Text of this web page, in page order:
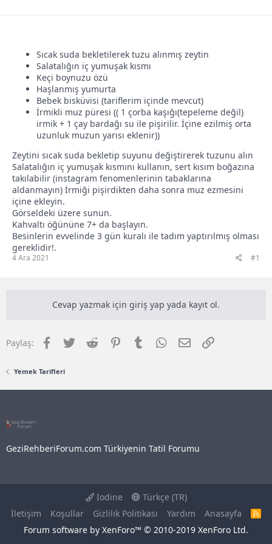
a
n
i
h
i
Sıcak suda bekletilerek tuzu alınmış zeytin
Salatalığın iç yumuşak kısmı
Keçi boynuzu özü
Haşlanmış yumurta
Bebek bisküvisi (tariflerim içinde mevcut)
İrmikli muz püresi (( 1 çorba kaşığı(tepeleme değil)
irmik + 1 çay bardağı su ile pişirilir. İçine ezilmiş orta
uzunluk muzun yarısı eklenir))
Zeytini sıcak suda bekletip suyunu değiştirerek tuzunu alın
Salatalığın iç yumuşak kısmını kullanın, sert kısım boğazına
takılabilir (instagram fenomenlerinin tabaklarına
aldanmayın) İrmiği pişirdikten daha sonra muz ezmesini
içine ekleyin.
Görseldeki üzere sunun.
Kahvaltı öğününe 7+ da başlayın.
Besinlerin evvelinde 3 gün kuralı ile tadım yaptırılmış olması
gereklidir!.
4 Ara 2021 #1
Cevap yazmak için giriş yap yada kayıt ol.
Paylaş: Facebook
TwitterReddit PinterestTumblrWhatsApp
E-postaLink
Yemek Tarifleri
GeziRehberiForum.com Türkiyenin Tatil Forumu
Iodine
Türkçe (TR)
İletişim
Koşullar Gizlilik Politikası Yardım Anasayfa
R
Forum software by XenForo™ © 2010-2019 XenForo Ltd.